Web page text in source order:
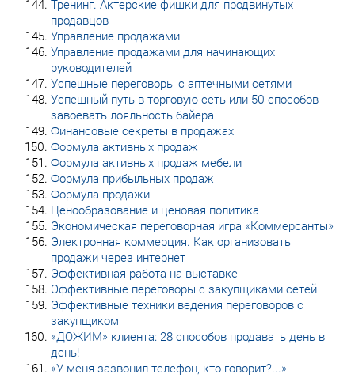
Тренинг. Актерские фишки для продвинутых
продавцов
Управление продажами
Управление продажами для начинающих
руководителей
Успешные переговоры с аптечными сетями
Успешный путь в торговую сеть или 50 способов
завоевать лояльность байера
Финансовые секреты в продажах
Формула активных продаж
Формула активных продаж мебели
Формула прибыльных продаж
Формула продажи
Ценообразование и ценовая политика
Экономическая переговорная игра «Коммерсанты»
Электронная коммерция. Как организовать
продажи через интернет
Эффективная работа на выставке
Эффективные переговоры с закупщиками сетей
Эффективные техники ведения переговоров с
закупщиком
«ДОЖИМ» клиента: 28 способов продавать день в
день!
«У меня зазвонил телефон, кто говорит?...»